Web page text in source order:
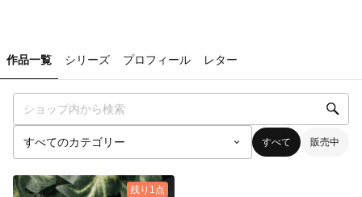
作品一覧 シリーズ プロフィール レター
すべて 販売中
残り1点